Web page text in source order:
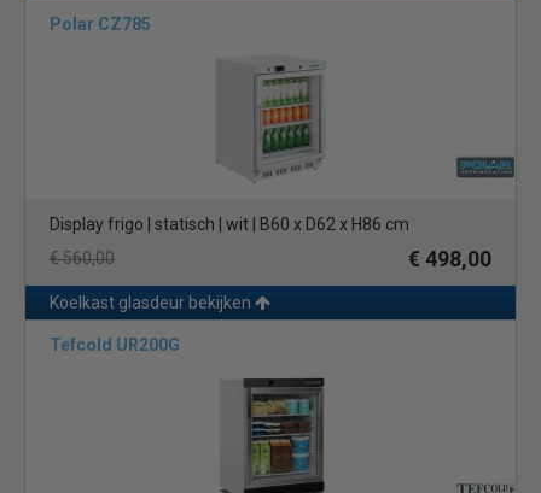
Polar CZ785
Display frigo | statisch | wit | B60 x D62 x H86 cm
€ 560,00
€ 498,00
Koelkast glasdeur bekijken
Tefcold UR200G